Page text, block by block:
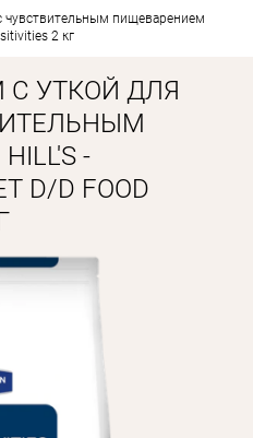
лояльности
чувствительным пищеварением
2 кг
УТКОЙ ДЛЯ
-
D/D FOOD